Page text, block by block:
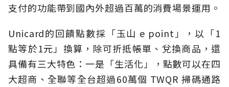
支付的功能帶到國內外超過百萬的消費場景運用。
Unicard的回饋點數採「玉山 e point」，以「1
點等於1元」換算，除可折抵帳單、兌換商品，還
具備有三大特色：一是「生活化」，點數可以在四
大超商、全聯等全台超過60萬個 TWQR 掃碼通路